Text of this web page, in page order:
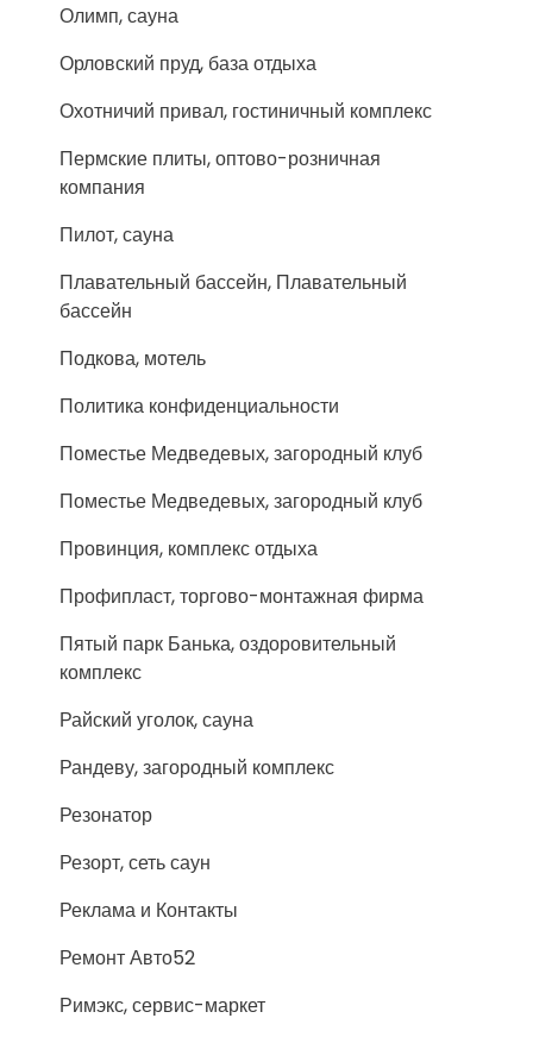
Олимп, сауна
Орловский пруд, база отдыха
Охотничий привал, гостиничный комплекс
Пермские плиты, оптово-розничная
компания
Пилот, сауна
Плавательный бассейн, Плавательный
бассейн
Подкова, мотель
Политика конфиденциальности
Поместье Медведевых, загородный клуб
Поместье Медведевых, загородный клуб
Провинция, комплекс отдыха
Профипласт, торгово-монтажная фирма
Пятый парк Банька, оздоровительный
комплекс
Райский уголок, сауна
Рандеву, загородный комплекс
Резонатор
Резорт, сеть саун
Реклама и Контакты
Ремонт Авто52
Римэкс, сервис-маркет